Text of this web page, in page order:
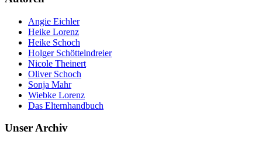
Angie Eichler
Heike Lorenz
Heike Schoch
Holger Schöttelndreier
Nicole Theinert
Oliver Schoch
Sonja Mahr
Wiebke Lorenz
Das Elternhandbuch
Unser Archiv